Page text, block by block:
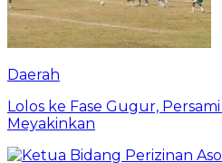
Daerah
Lolos ke Fase Gugur,
Meyakinkan